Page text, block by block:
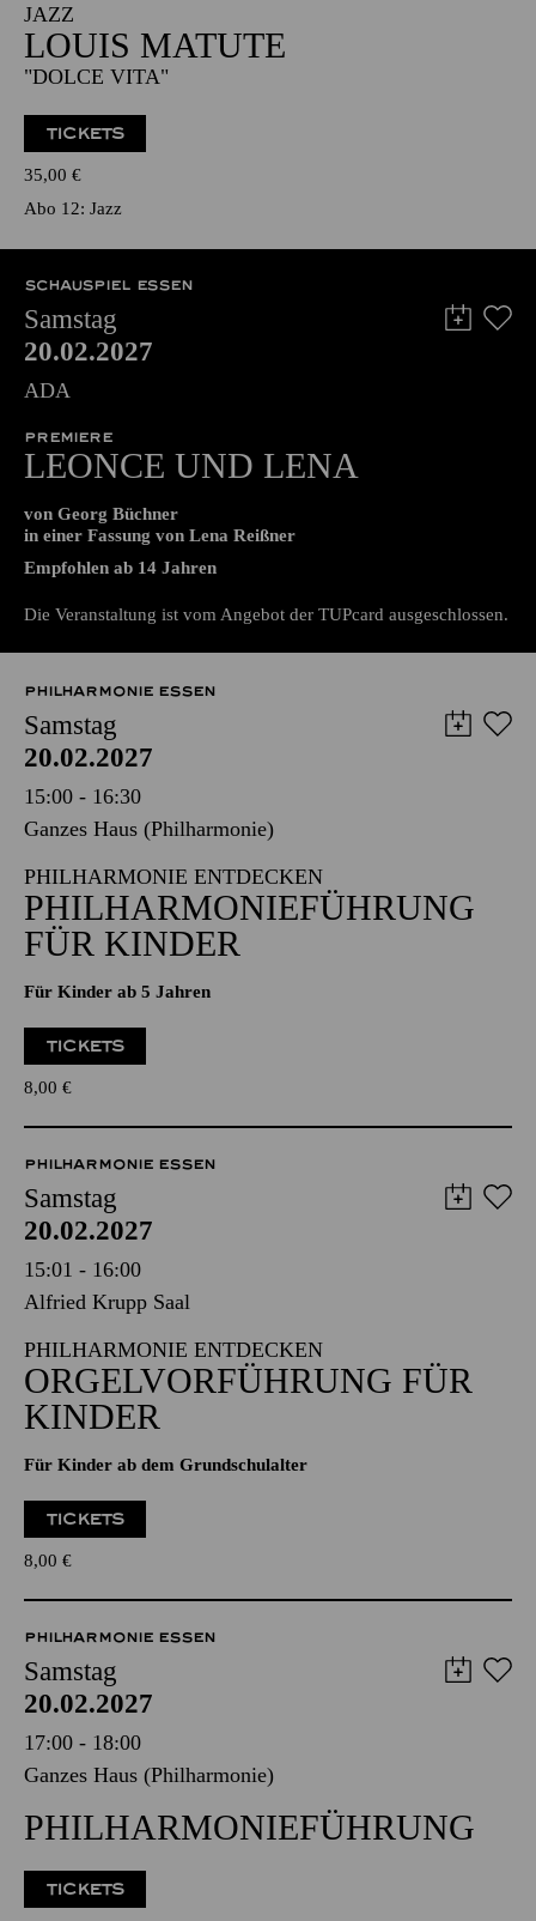
19:00 - 20:30
NATIONAL-BANK Pavillon
JAZZ
LOUIS MATUTE
"DOLCE VITA"
TICKETS
35,00€
Abo 12: Jazz
SCHAUSPIEL ESSEN
Samstag
20.02.2027
ADA
PREMIERE
LEONCE UND LENA
in einer Fassung von Lena Reißner
Die Veranstaltung ist vom Angebot der TUPcard ausgeschlossen.
PHILHARMONIE ESSEN
Samstag
20.02.2027
15:00 - 16:30
Ganzes Haus (Philharmonie)
PHILHARMONIE ENTDECKEN
PHILHARMONIE­FÜHRUNG
Für Kinder ab 5 Jahren
8,00 €
PHILHARMONIE ESSEN
Samstag
20.02.2027
15:01 - 16:00
Alfried Krupp Saal
PHILHARMONIE ENTDECKEN
ORGEL­VORFÜHRUNG FÜR
Für Kinder ab dem Grundschulalter
8,00 €
PHILHARMONIE ESSEN
Samstag
20.02.2027
17:00 - 18:00
PHILHARMONIE­FÜHRUNG